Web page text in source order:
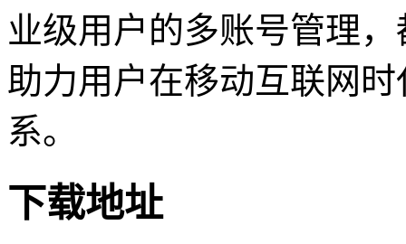
业级用户的多账号管理
助力用户在移动互联网
系。
下载地址